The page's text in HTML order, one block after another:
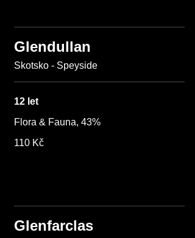
Glendullan
Skotsko - Speyside
12 let
Flora & Fauna, 43%
110 Kč
Glenfarclas